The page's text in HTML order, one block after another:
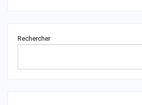
Rechercher